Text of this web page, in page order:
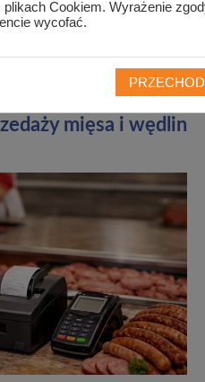
POS – jak
mięsa i wędlin
Cookiem. Wyrażenie
wycofać.